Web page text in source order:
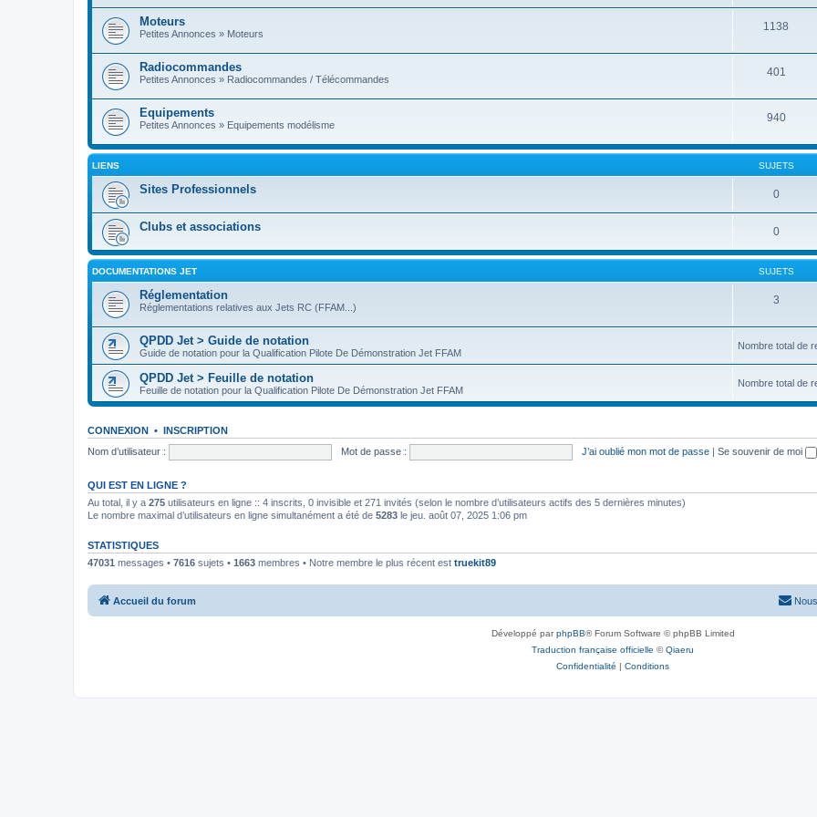
Moteurs
Petites Annonces » Moteurs
1138
Radiocommandes
Petites Annonces » Radiocommandes / Télécommandes
401
Equipements
Petites Annonces » Equipements modélisme
940
LIENS SUJETS
Sites Professionnels 0
Clubs et associations 0
DOCUMENTATIONS JET SUJETS
Réglementation
Réglementations relatives aux Jets RC (FFAM...)
3
QPDD Jet > Guide de notation
Guide de notation pour la Qualification Pilote De Démonstration Jet FFAM
Nombre total de
QPDD Jet > Feuille de notation
Feuille de notation pour la Qualification Pilote De Démonstration Jet FFAM
Nombre total de
CONNEXION • INSCRIPTION
Nom d’utilisateur :
Mot de passe : J’ai oublié mon mot de passe | Se souvenir de moi
QUI EST EN LIGNE ?
Au total, il y a 275 utilisateurs en ligne :: 4 inscrits, 0 invisible et 271 invités (selon le nombre d’utilisateurs actifs des 5 dernières minutes)
Le nombre maximal d’utilisateurs en ligne simultanément a été de 5283 le jeu. août 07, 2025 1:06 pm
STATISTIQUES
47031 messages • 7616 sujets • 1663 membres • Notre membre le plus récent est truekit89
Accueil du forum
Développé parphpBB® Forum Software © phpBB Limited
Traduction française officielle ©Qiaeru
Confidentialité | Conditions